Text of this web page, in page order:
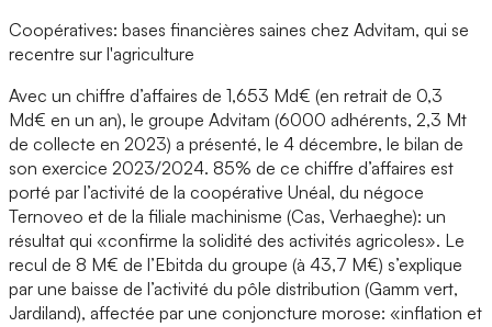
Coopératives: bases financières saines chez Advitam, qui se
recentre sur l'agriculture
Avec un chiffre d’affaires de 1,653 Md€ (en retrait de 0,3
Md€ en un an), le groupe Advitam (6000 adhérents, 2,3 Mt
de collecte en 2023) a présenté, le 4 décembre, le bilan de
son exercice 2023/2024. 85% de ce chiffre d’affaires est
porté par l’activité de la coopérative Unéal, du négoce
Ternoveo et de la filiale machinisme (Cas, Verhaeghe): un
résultat qui «confirme la solidité des activités agricoles». Le
recul de 8 M€ de l’Ebitda du groupe (à 43,7 M€) s’explique
par une baisse de l’activité du pôle distribution (Gamm vert,
Jardiland), affectée par une conjoncture morose: «inflation et